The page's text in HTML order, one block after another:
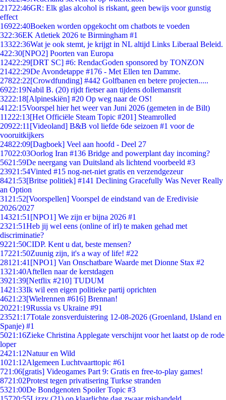
21722:46GR: Elk glas alcohol is riskant, geen bewijs voor gunstig
effect
16922:40Boeken worden opgekocht om chatbots te voeden
322:36EK Atletiek 2026 te Birmingham #1
13322:36Wat je ook stemt, je krijgt in NL altijd Links Liberaal Beleid.
422:30[NPO2] Poorten van Europa
12422:29[DRT SC] #6: RendacGoden sponsored by TONZON
21422:29De Avondetappe #176 - Met Ellen ten Damme.
27822:22[Crowdfunding] #442 Golfbanen en betere projecten.....
6922:19Nabil B. (20) rijdt fietser aan tijdens dollemansrit
3222:18[Alpineskiën] #20 Op weg naar de OS!
41 22:15Voorspel hier het weer van Juni 2026 (gemeten in de Bilt)
11222:13[Het Officiële Steam Topic #201] Steamrolled
20922:11 [Videoland] B&B vol liefde 6de seizoen #1 voor de
vooruitkijkers
24822:09[Dagboek] Veel aan hoofd - Deel 27
17022:03Oorlog Iran #136 Bridge and powerplant day incoming?
5621:59De neergang van Duitsland als lichtend voorbeeld #3
23921:54Vinted #15 nog-net-niet gratis en verzendgezeur
8421:53[Britse politiek] #141 Declining Gracefully Was Never Really
an Option
31 21:52[Voorspellen] Voorspel de eindstand van de Eredivisie
2026/2027
14321:51 [NPO1] We zijn er bijna 2026 #1
2321:51Heb jij wel eens (online of irl) te maken gehad met
discriminatie?
9221:50CIDP. Kent u dat, beste mensen?
17221:50Zuunig zijn, it's a way of life! #22
281 21:41 [NPO1] Van Onschatbare Waarde met Dionne Stax #2
1321:40Aftellen naar de kerstdagen
3921:39[Netflix #210] TUDUM
1421:33Ik wil een eigen politieke partij oprichten
4621:23[Wielrennen #616] Brennan!
20221:19Russia vs Ukraine #91
23521:17Totale zonsverduistering 12-08-2026 (Groenland, IJsland en
Spanje) #1
5021:16Zieke Christina Applegate verschijnt voor het laatst op de rode
loper
2421:12Natuur en Wild
1021:12Algemeen Luchtvaarttopic #61
721:06[gratis] Videogames Part 9: Gratis en free-to-play games!
8721:02Protest tegen privatisering Turkse stranden
5321:00De Bondgenoten Spoiler Topic #3